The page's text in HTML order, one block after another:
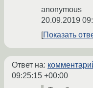
anonymous
20.09.2019
Показать
Ответ на:
09:25:15 +00:00